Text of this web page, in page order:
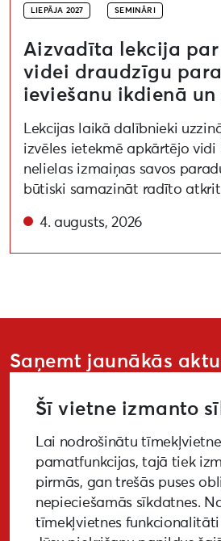
LIEPĀJA 2027 SEMINĀRI
Aizvadīta lekcija
videi draudzīgu
ieviešanu ikdienā un
Lekcijas laikā dalībnieki
izvēles ietekmē apkārtējo vidi
nelielas izmaiņas savos
būtiski samazināt radīto
4. augusts, 2026
Saņemt jaunākās
PIETEIKTIES
Šī vietne izmanto
Lai nodrošinātu
pamatfunkcijas, tajā tiek
pirmās, gan trešās puses
nepieciešamās sīkdatnes.
tīmekļvietnes funkcionalitāti